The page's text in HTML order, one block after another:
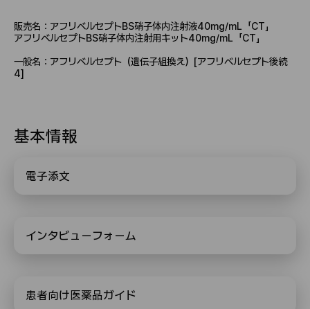
販売名：アフリベルセプトBS硝子体内注射液40mg/mL「CT」
アフリベルセプトBS硝子体内注射用キット40mg/mL「CT」
一般名：アフリベルセプト（遺伝子組換え）[アフリベルセプト後続
4]
基本情報
電子添文
インタビューフォーム
患者向け医薬品ガイド